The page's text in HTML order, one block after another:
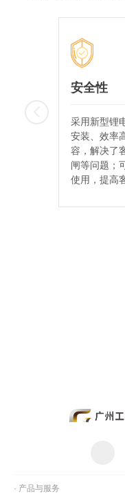
安全性
采用新型锂
安装、效率
容，解决了
闸等问题；
使用，提高
· 产品与服务